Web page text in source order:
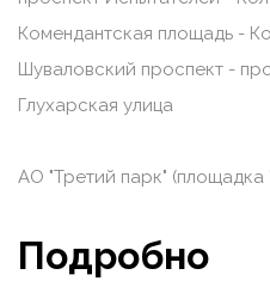
Комендантская площадь -
Шуваловский проспект -
Глухарская улица
АО "Третий парк" (площадка
Подробно